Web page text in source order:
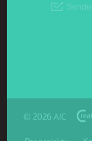
© 2026 AIC